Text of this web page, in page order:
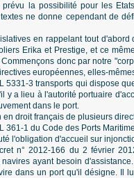
la possibilité pour les
ne donne cependant de
en rappelant tout
Erika et Prestige, et ce
donc par notre
européennes, elles-
5331-3 transports qui dispose
y a lieu à l'autorité portuaire
dans le port.
droit français de plusieurs
361-1 du Code des Ports
l'obligation d'accueil sur
n° 2012-166 du 2 février
ayant besoin
dans un port qu'il désigne. Il